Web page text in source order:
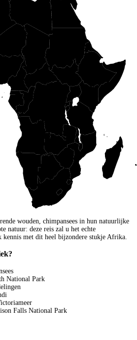
wouden, chimpansees in hun natuurlijke
natuur: deze reis zal u het echte
kennis met dit heel bijzondere stukje Afrika.
National Park
Falls National Park